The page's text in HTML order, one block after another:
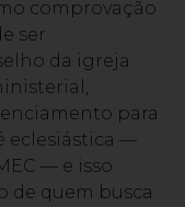
comprovação
ser
da igreja
para
eclesiástica —
— e isso
de quem busca